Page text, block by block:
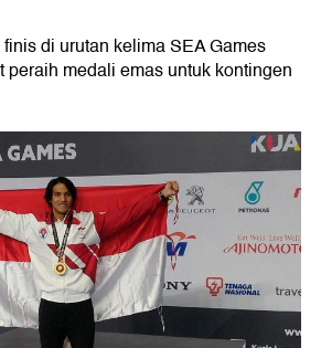
di urutan kelima SEA Games
peraih medali emas untuk kontingen